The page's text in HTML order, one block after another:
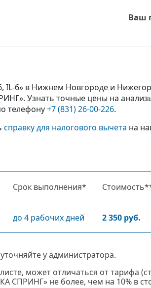
Ваш
IL-6» в Нижнем Новгороде и
Узнать точные цены на
телефону+7 (831) 26-00-226.
справку для налогового вычета на
Срок выполнения*
до 4 рабочих дней 2 350 руб.
у администратора.
может отличаться от тарифа
СПРИНГ» не более, чем на 10% в